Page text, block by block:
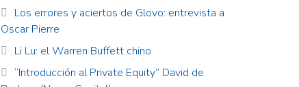
Los errores y aciertos de Glovo: entrevista a
Oscar Pierre
Li Lu: el Warren Buffett chino
“Introducción al Private Equity” David de